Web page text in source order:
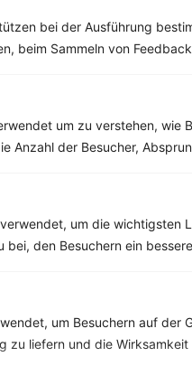
bei der Ausführung
beim Sammeln von
um zu verstehen, wie
Anzahl der Besucher,
um die wichtigsten
bei, den Besuchern ein
um Besuchern auf der
zu liefern und die
Rezept-
VORNAME
DEIN TAGESBEDARF
DEINE E-MAIL ADRESSE